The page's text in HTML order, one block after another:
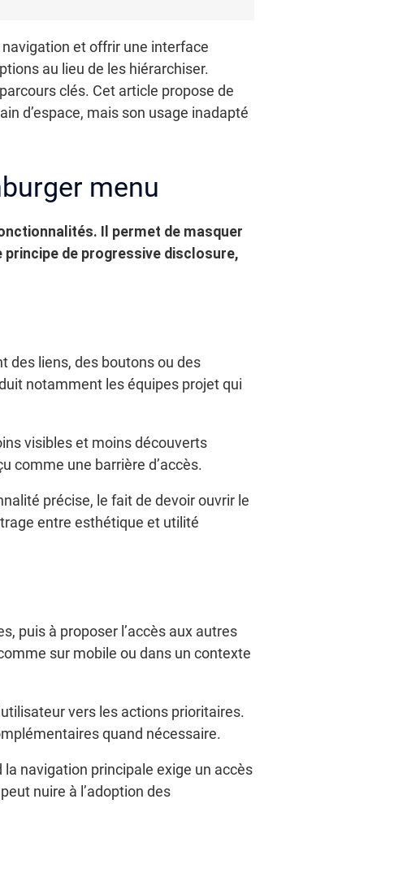
et offrir une interface
au lieu de les hiérarchiser.
clés. Cet article propose de
d’espace, mais son usage inadapté
menu
Il permet de masquer
principe de progressive disclosure,
des liens, des boutons ou des
notamment les équipes projet qui
visibles et moins découverts
comme une barrière d’accès.
précise, le fait de devoir ouvrir le
entre esthétique et utilité
puis à proposer l’accès aux autres
sur mobile ou dans un contexte
vers les actions prioritaires.
quand nécessaire.
navigation principale exige un accès
nuire à l’adoption des